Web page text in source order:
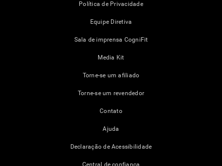
Política de Privacidade
Equipe Diretiva
Sala de imprensa CogniFit
Media Kit
Torne-se um afiliado
Torne-se um revendedor
Contato
Ajuda
Declaração de Acessibilidade